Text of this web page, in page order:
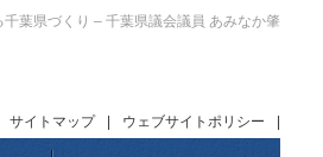
葉県づくり – 千葉県議会議員 あみなか肇
サイトマップ ウェブサイトポリシー